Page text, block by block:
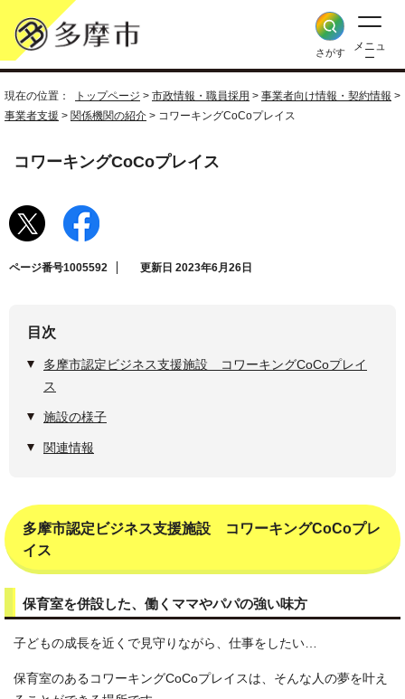
さがす
メニュ
ー
現在の位置： トップページ > 市政情報・職員採用 > 事業者向け情報・契約情報 >
事業者支援 > 関係機関の紹介 > コワーキングCoCoプレイス
コワーキングCoCoプレイス
ページ番号1005592 更新日 2023年6月26日
目次
多摩市認定ビジネス支援施設 コワーキングCoCoプレイ
ス
施設の様子
関連情報
多摩市認定ビジネス支援施設 コワーキングCoCoプレ
イス
保育室を併設した、働くママやパパの強い味方
子どもの成長を近くで見守りながら、仕事をしたい…
保育室のあるコワーキングCoCoプレイスは、そんな人の夢を叶え